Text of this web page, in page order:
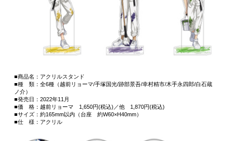
■商品名：アクリルスタンド
■種 類：全6種（越前リョーマ/手塚国光/跡部景吾/幸村精市/木手永四郎/白石蔵
ノ介）
■発売日：2022年11月
■価 格：越前リョーマ 1,650円(税込)／他 1,870円(税込)
■サイズ：約165mm以内（台座 約W60×H40mm）
■仕 様：アクリル